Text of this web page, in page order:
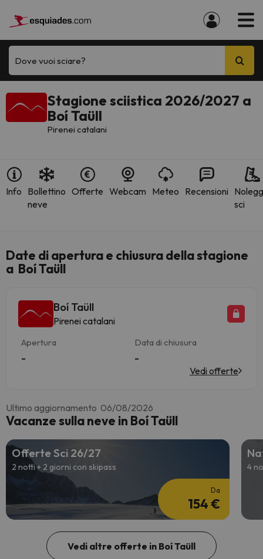
Dove vuoi sciare?
Stagione sciistica 2026/2027 a
Boí Taüll
Pirenei catalani
Info Bollettino
neve
Offerte Webcam Meteo Recensioni
sci
Date di apertura e chiusura della stagione
a Boí Taüll
Boí Taüll
Pirenei catalani
Apertura
-
Data di chiusura
-
Vedi offerte
Ultimo aggiornamento 06/08/2026
Vacanze sulla neve in Boí Taüll
Offerte Sci 26/27
2 notti + 2 giorni con skipass
Da
154 €
4
Vedi altre offerte in Boí Taüll